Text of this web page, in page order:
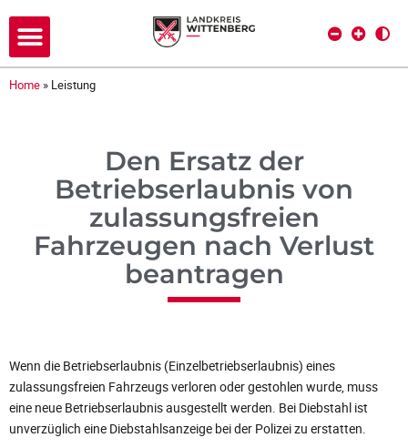
Home » Leistung
Den Ersatz der
Betriebserlaubnis von
zulassungsfreien
Fahrzeugen nach Verlust
beantragen
Wenn die Betriebserlaubnis (Einzelbetriebserlaubnis) eines
zulassungsfreien Fahrzeugs verloren oder gestohlen wurde, muss
eine neue Betriebserlaubnis ausgestellt werden. Bei Diebstahl ist
unverzüglich eine Diebstahlsanzeige bei der Polizei zu erstatten.